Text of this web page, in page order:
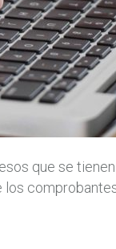
que se